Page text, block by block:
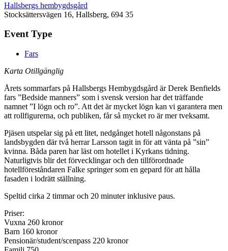
Hallsbergs hembygdsgård
Stocksättersvägen 16, Hallsberg, 694 35
Event Type
Fars
Karta Otillgänglig
Årets sommarfars på Hallsbergs Hembygdsgård är Derek Benfields
fars ”Bedside manners” som i svensk version har det träffande
namnet ”I lögn och ro”. Att det är mycket lögn kan vi garantera men
att rollfigurerna, och publiken, får så mycket ro är mer tveksamt.
Pjäsen utspelar sig på ett litet, nedgånget hotell någonstans på
landsbygden där två herrar Larsson tagit in för att vänta på ”sin”
kvinna. Båda paren har läst om hotellet i Kyrkans tidning.
Naturligtvis blir det förvecklingar och den tillförordnade
hotellföreståndaren Falke springer som en gepard för att hålla
fasaden i lodrätt ställning.
Speltid cirka 2 timmar och 20 minuter inklusive paus.
Priser:
Vuxna 260 kronor
Barn 160 kronor
Pensionär/student/scenpass 220 kronor